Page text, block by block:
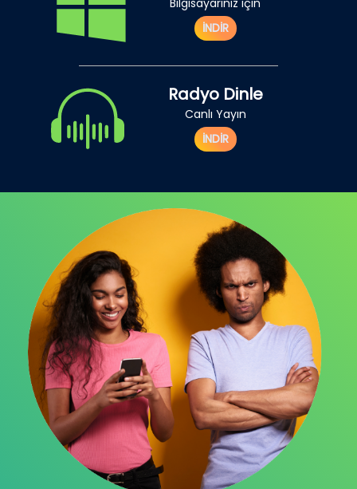
Bilgisayarınız için
İNDİR
Radyo Dinle
Canlı Yayın
İNDİR